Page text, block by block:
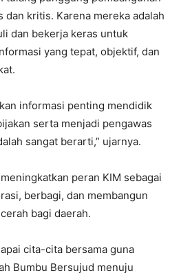
dan kritis. Karena mereka adalah
dan bekerja keras untuk
yang tepat, objektif, dan
informasi penting mendidik
serta menjadi pengawas
sangat berarti,” ujarnya.
peran KIM sebagai
berbagi, dan membangun
bagi daerah.
cita-cita bersama guna
Bumbu Bersujud menuju